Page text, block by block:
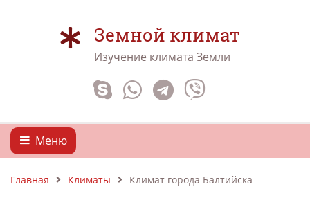
Земной климат
Изучение климата Земли
Меню
Главная Климаты Климат города Балтийска